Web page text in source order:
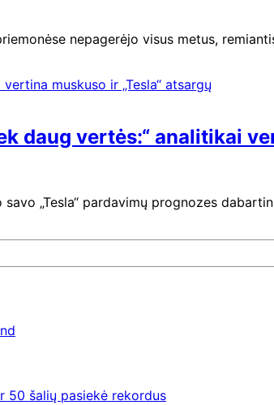
nepagerėjo visus metus,
daug vertės:“ analitikai
savo „Tesla“ pardavimų prognozes
50 šalių pasiekė rekordus